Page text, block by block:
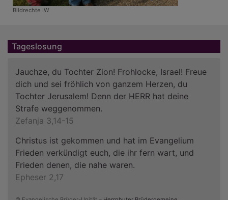
Bildrechte IW
Tageslosung
Jauchze, du Tochter Zion! Frohlocke, Israel! Freue
dich und sei fröhlich von ganzem Herzen, du
Tochter Jerusalem! Denn der HERR hat deine
Strafe weggenommen.
Zefanja 3,14-15
Christus ist gekommen und hat im Evangelium
Frieden verkündigt euch, die ihr fern wart, und
Frieden denen, die nahe waren.
Epheser 2,17